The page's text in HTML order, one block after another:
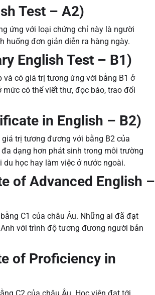
Test – A2)
ứng với loại chứng chỉ này là người
huống đơn giản diễn ra hàng ngày.
English Test – B1)
có giá trị tương ứng với bằng B1 ở
có thể viết thư, đọc báo, trao đổi
in English – B2)
trị tương đương với bằng B2 của
dạng hơn phát sinh trong môi trường
du học hay làm việc ở nước ngoài.
of Advanced English –
C1 của châu Âu. Những ai đã đạt
với trình độ tương đương người bản
of Proficiency in